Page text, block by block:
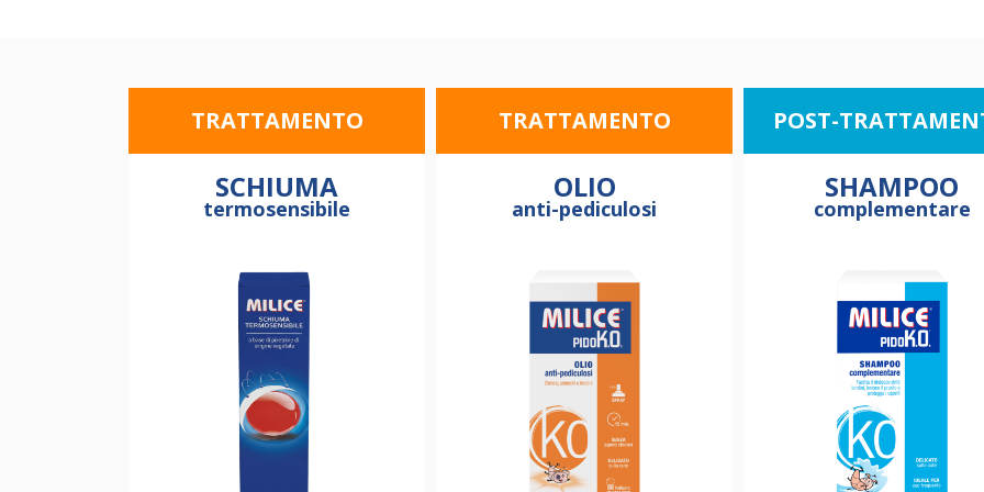
TRATTAMENTO
SCHIUMA
termosensibile
TRATTAMENTO
OLIO
anti-pediculosi
POST-
SHAMPOO
complementare